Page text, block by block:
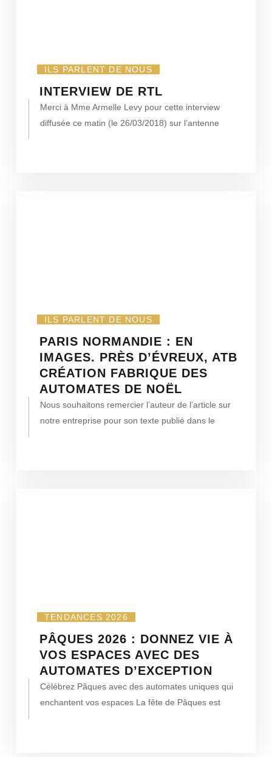
ILS PARLENT DE NOUS
INTERVIEW DE RTL
Merci à Mme Armelle Levy pour cette interview
diffusée ce matin (le 26/03/2018) sur l’antenne
ILS PARLENT DE NOUS
PARIS NORMANDIE : EN
IMAGES. PRÈS D’ÉVREUX, ATB
CRÉATION FABRIQUE DES
AUTOMATES DE NOËL
Nous souhaitons remercier l’auteur de l’article sur
notre entreprise pour son texte publié dans le
TENDANCES 2026
PÂQUES 2026 : DONNEZ VIE À
VOS ESPACES AVEC DES
AUTOMATES D’EXCEPTION
Célébrez Pâques avec des automates uniques qui
enchantent vos espaces La fête de Pâques est